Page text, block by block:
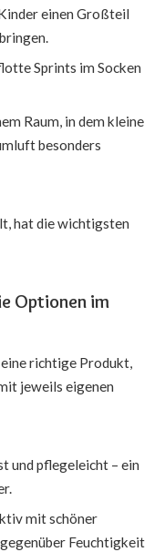
einen Großteil
Sprints im Socken
Raum, in dem kleine
besonders
hat die wichtigsten
Optionen im
richtige Produkt,
jeweils eigenen
und pflegeleicht – ein
mit schöner
Feuchtigkeit